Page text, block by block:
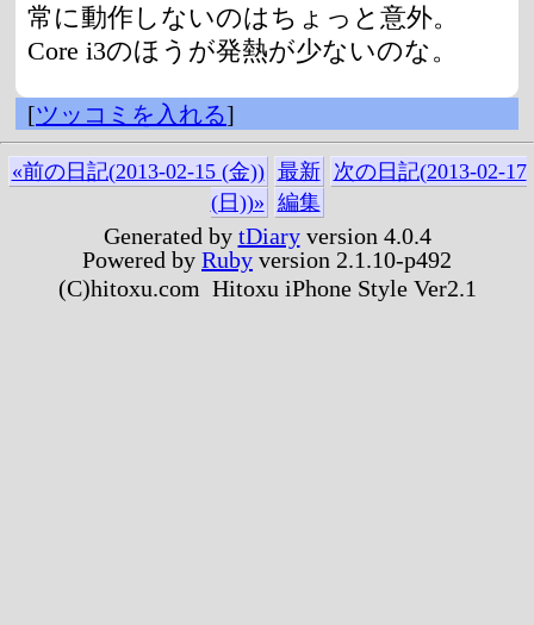
常に動作しないのはちょっと意外。
Core i3のほうが発熱が少ないのな。
[ツッコミを入れる]
«前の日記(2013-02-15 (金)) 最新
次の日記(2013-02-17
(日))» 編集
Generated by tDiaryversion 4.0.4
Powered by Ruby version 2.1.10-p492